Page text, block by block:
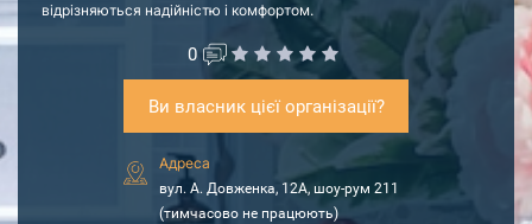
відрізняються надійністю і комфортом.
0
Ви власник цієї організації?
Адреса
вул. А. Довженка, 12А, шоу-рум 211
(тимчасово не працюють)